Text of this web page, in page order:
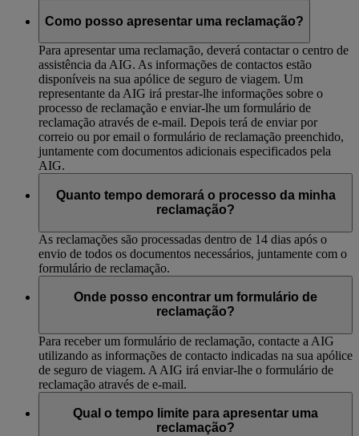
Como posso apresentar uma reclamação?
Para apresentar uma reclamação, deverá contactar o centro de
assistência da AIG. As informações de contactos estão
disponíveis na sua apólice de seguro de viagem. Um
representante da AIG irá prestar-lhe informações sobre o
processo de reclamação e enviar-lhe um formulário de
reclamação através de e-mail. Depois terá de enviar por
correio ou por email o formulário de reclamação preenchido,
juntamente com documentos adicionais especificados pela
AIG.
Quanto tempo demorará o processo da minha
reclamação?
As reclamações são processadas dentro de 14 dias após o
envio de todos os documentos necessários, juntamente com o
formulário de reclamação.
Onde posso encontrar um formulário de
reclamação?
Para receber um formulário de reclamação, contacte a AIG
utilizando as informações de contacto indicadas na sua apólice
de seguro de viagem. A AIG irá enviar-lhe o formulário de
reclamação através de e-mail.
Qual o tempo limite para apresentar uma
reclamação?